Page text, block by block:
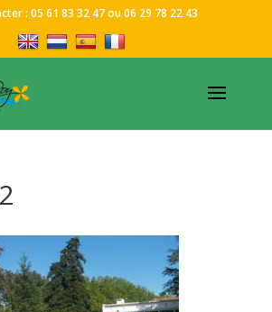
: 05 61 83 32 47ou06 29 78 22 43